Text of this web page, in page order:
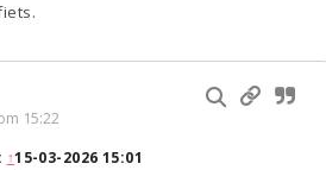
15:22
↑15-03-2026 15:01